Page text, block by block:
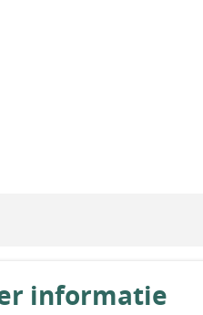
informatie